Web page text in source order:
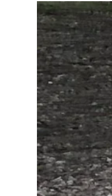
Steckbriefe
Akustik
Licht
Strom
Pflege